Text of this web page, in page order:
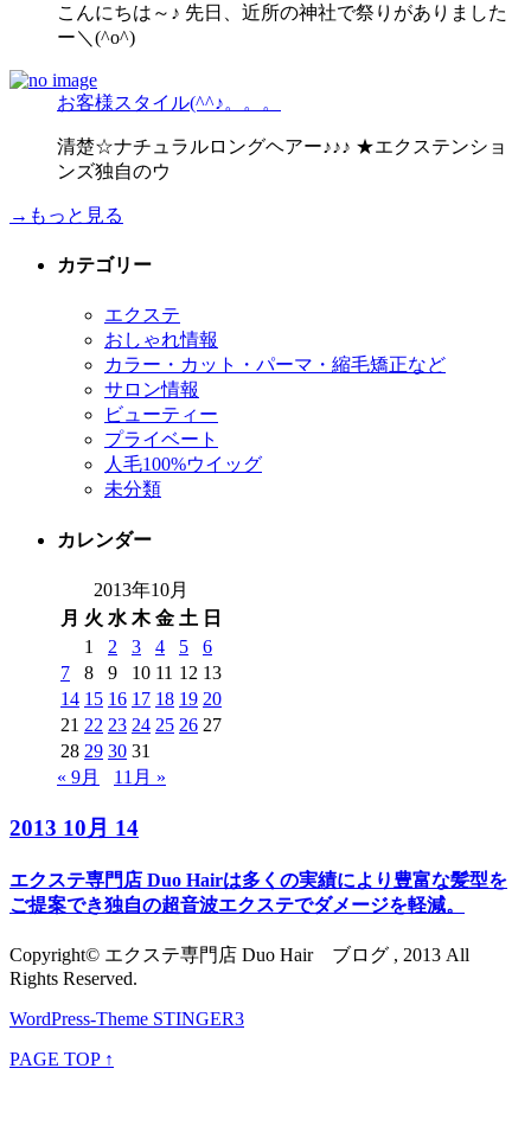
こんにちは～♪ 先日、近所の神社で祭りがありました
ー＼(^o^)
お客様スタイル(^^♪。。。
清楚☆ナチュラルロングヘアー♪♪♪ ★エクステンショ
ンズ独自のウ
→もっと見る
カテゴリー
エクステ
おしゃれ情報
カラー・カット・パーマ・縮毛矯正など
サロン情報
ビューティー
プライベート
人毛100%ウイッグ
未分類
カレンダー
2013年10月
月 火 水 木 金 土 日
1
2 3 4 5
6
7
8 9 10 11 12 13
14 15 16 17 18 19 20
21 22 23 24 25 26 27
28 29 30 31
« 9月
11月 »
2013 10月 14
エクステ専門店 Duo Hairは多くの実績により豊富な髪型を
ご提案でき独自の超音波エクステでダメージを軽減。
Copyright© エクステ専門店 Duo Hair ブログ , 2013 All
Rights Reserved.
WordPress-Theme STINGER3
PAGE TOP ↑